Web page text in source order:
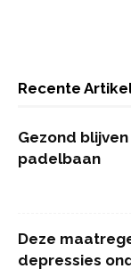
Recente
Gezond
padelbaan
Deze
depressies